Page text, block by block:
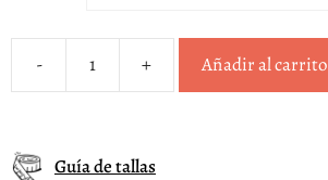
-
Botita
+ Añadir al carrito
Guía de tallas